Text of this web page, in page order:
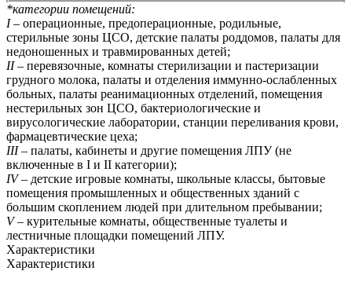
*категории помещений:
I– операционные, предоперационные, родильные,
стерильные зоны ЦСО, детские палаты роддомов, палаты для
недоношенных и травмированных детей;
II– перевязочные, комнаты стерилизации и пастеризации
грудного молока, палаты и отделения иммунно-ослабленных
больных, палаты реанимационных отделений, помещения
нестерильных зон ЦСО, бактериологические и
вирусологические лаборатории, станции переливания крови,
фармацевтические цеха;
III– палаты, кабинеты и другие помещения ЛПУ (не
включенные в I и II категории);
IV– детские игровые комнаты, школьные классы, бытовые
помещения промышленных и общественных зданий с
большим скоплением людей при длительном пребывании;
V– курительные комнаты, общественные туалеты и
лестничные площадки помещений ЛПУ.
Характеристики
Характеристики